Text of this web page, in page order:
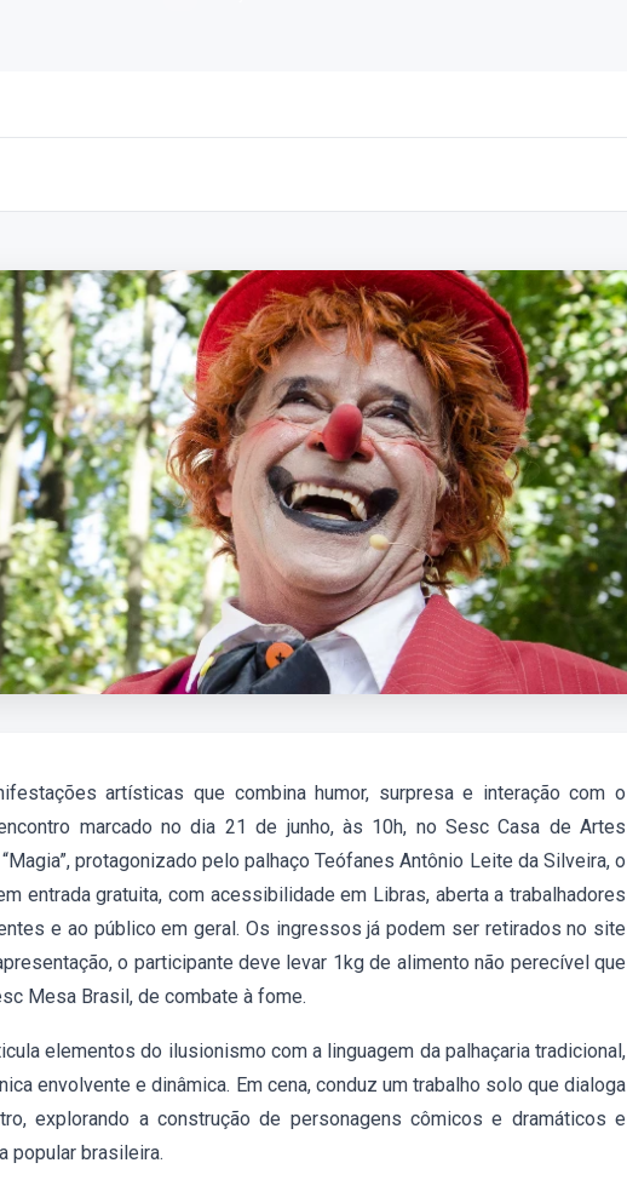
artísticas que combina humor, surpresa e interação com o
marcado no dia 21 de junho, às 10h, no Sesc Casa de Artes
protagonizado pelo palhaço Teófanes Antônio Leite da Silveira, o
entrada gratuita, com acessibilidade em Libras, aberta a trabalhadores
e ao público em geral. Os ingressos já podem ser retirados no site
o participante deve levar 1kg de alimento não perecível que
Mesa Brasil, de combate à fome.
elementos do ilusionismo com a linguagem da palhaçaria tradicional,
envolvente e dinâmica. Em cena, conduz um trabalho solo que dialoga
explorando a construção de personagens cômicos e dramáticos e
popular brasileira.